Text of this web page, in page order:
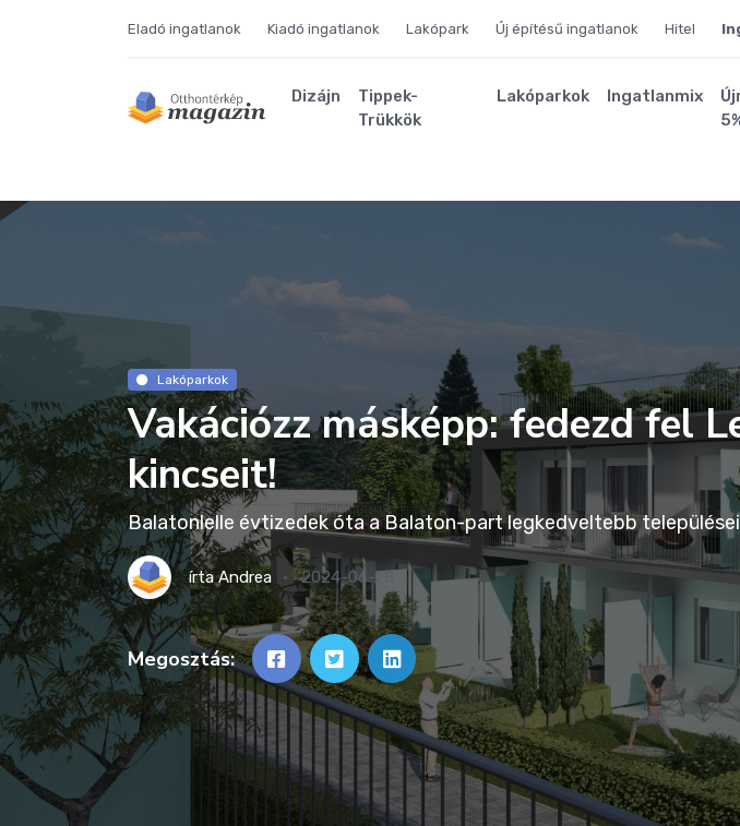
Eladó ingatlanok Kiadó ingatlanok Lakópark Új építésű ingatlanok Hitel
Dizájn
Tippek-
Trükkök
Lakóparkok Ingatlanmix
Lakóparkok
Vakációzz másképp: fedezd fel
kincseit!
Balatonlelle évtizedek óta a Balaton-part legkedveltebb
írtaAndrea 2024-06-28
Megosztás: